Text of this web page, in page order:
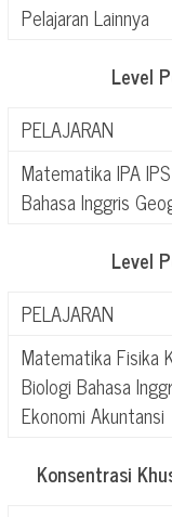
Pelajaran Lainnya
Level
PELAJARAN
Matematika IPA IPS
Bahasa Inggris
Level
PELAJARAN
Matematika Fisika
Biologi Bahasa
Ekonomi Akuntansi
Konsentrasi